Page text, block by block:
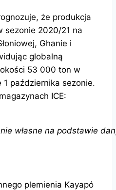
że produkcja
sezonie 2020/21 na
Ghanie i
globalną
53 000 ton w
1 października sezonie.
ICE:
własne na podstawie
plemienia Kayapó